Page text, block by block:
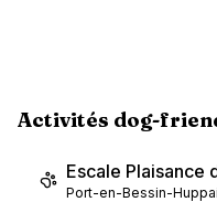
Activités dog-
Escale Plaisance
Port-en-Bessin-